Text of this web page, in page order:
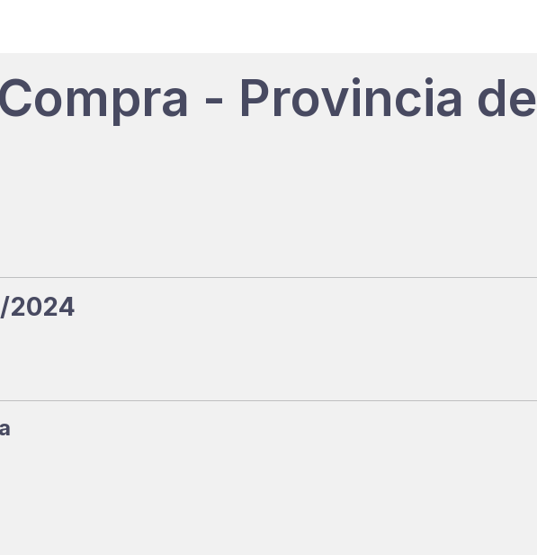
- Provincia de
2024